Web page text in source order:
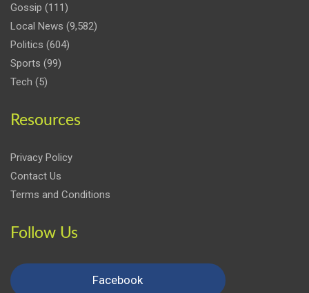
Gossip (111)
Local News (9,582)
Politics (604)
Sports (99)
Tech (5)
Resources
Privacy Policy
Contact Us
Terms and Conditions
Follow Us
Facebook